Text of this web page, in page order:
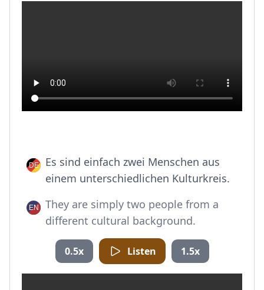
Es sind einfach zwei Menschen aus
einem unterschiedlichen Kulturkreis.
They are simply two people from a
different cultural background.
0.5x Listen 1.5x